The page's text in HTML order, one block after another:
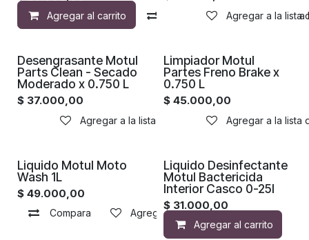
Agregar al carrito Compara Agregar a la
Agregar a la lista
Desengrasante Motul
Parts Clean - Secado
Moderado x 0.750 L
$ 37.000,00
Agregar a la lista de deseos
Limpiador Motul
Partes Freno Brake x
0.750 L
$45.000,00
Agregar a la lista
Liquido Motul Moto
Wash 1L
$ 49.000,00
Compara Agregar a la lista de deseos
Liquido Desinfectante
Motul Bactericida
Interior Casco 0-25l
$ 31.000,00
Agregar al carrito